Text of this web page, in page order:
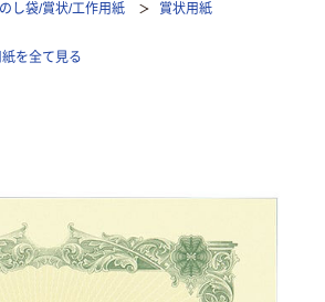
のし袋/賞状/工作用紙 賞状用紙
を全て見る